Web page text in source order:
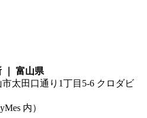
｜ 富山県
市太田口通り1丁目5-6 クロダビ
内）